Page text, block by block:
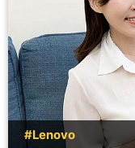
#Lenovo